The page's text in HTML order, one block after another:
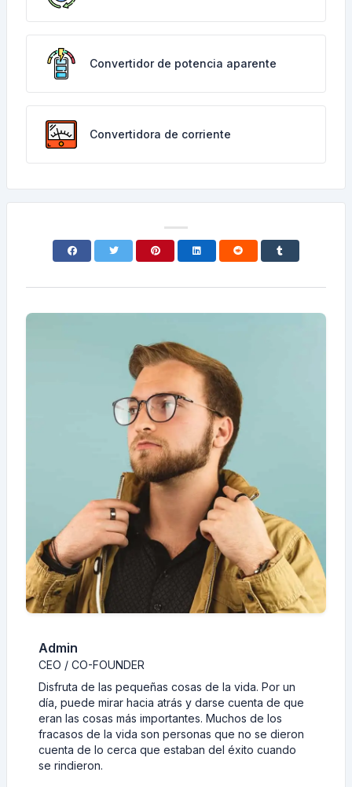
Convertidor de potencia aparente
Convertidora de corriente
Admin
CEO / CO-FOUNDER
Disfruta de las pequeñas cosas de la vida. Por un
día, puede mirar hacia atrás y darse cuenta de que
eran las cosas más importantes. Muchos de los
fracasos de la vida son personas que no se dieron
cuenta de lo cerca que estaban del éxito cuando
se rindieron.